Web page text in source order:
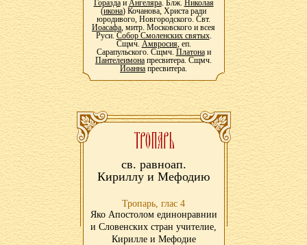
Гораздаи Ангеляра. Блж. Николая
(икона) Кочанова, Христа ради
юродивого, Новгородского. Свт.
Иоасафа, митр. Московского и всея
Руси. Собор Смоленских святых.
Сщмч. Амвросия, еп.
Сарапульского. Сщмч. Платонаи
Пантелеимона пресвитера. Сщмч.
Иоанна пресвитера.
св. равноап.
Кириллу и Мефодию
Тропарь, глас 4
Яко Апостолом единонравнии
и Словенских стран учителие,
Кирилле и Мефодие